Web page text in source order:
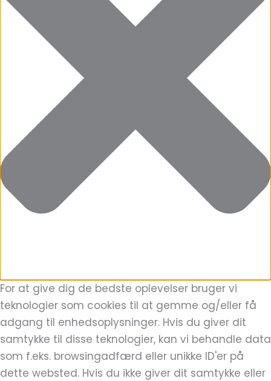
For at give dig de bedste oplevelser bruger vi
teknologier som cookies til at gemme og/eller få
adgang til enhedsoplysninger. Hvis du giver dit
samtykke til disse teknologier, kan vi behandle data
som f.eks. browsingadfærd eller unikke ID'er på
dette websted. Hvis du ikke giver dit samtykke eller